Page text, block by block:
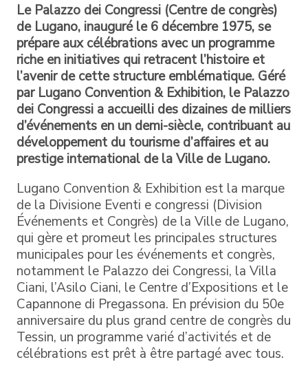
Le Palazzo dei Congressi (Centre de congrès)
de Lugano, inauguré le 6 décembre 1975, se
prépare aux célébrations avec un programme
riche en initiatives qui retracent l’histoire et
l’avenir de cette structure emblématique. Géré
par Lugano Convention & Exhibition, le Palazzo
dei Congressi a accueilli des dizaines de milliers
d’événements en un demi-siècle, contribuant au
développement du tourisme d’affaires et au
prestige international de la Ville de Lugano.
Lugano Convention & Exhibition est la marque
de la Divisione Eventi e congressi (Division
Événements et Congrès) de la Ville de Lugano,
qui gère et promeut les principales structures
municipales pour les événements et congrès,
notamment le Palazzo dei Congressi, la Villa
Ciani, l’Asilo Ciani, le Centre d’Expositions et le
Capannone di Pregassona. En prévision du 50e
anniversaire du plus grand centre de congrès du
Tessin, un programme varié d’activités et de
célébrations est prêt à être partagé avec tous.